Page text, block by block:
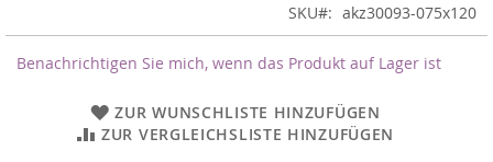
SKU
akz30093-075x120
Benachrichtigen Sie mich, wenn das Produkt auf Lager ist
ZUR WUNSCHLISTE HINZUFÜGEN
ZUR VERGLEICHSLISTE HINZUFÜGEN